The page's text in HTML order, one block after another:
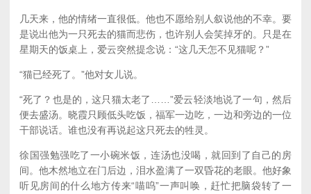
几天来，他的情绪一直很低。他也不愿给别人叙说他的不幸。要
是说出他为一只死去的猫而悲伤，也许别人会笑掉牙的。只是在
星期天的饭桌上，爱云突然提念说：“这几天怎不见猫呢？”
“猫已经死了。”他对女儿说。
“死了？也是的，这只猫太老了……”爱云轻淡地说了一句，然后
便去盛汤。晓霞只顾低头吃饭，福军一边吃，一边和旁边的一位
干部说话。谁也没有再说起这只死去的牲灵。
徐国强勉强吃了一小碗米饭，连汤也没喝，就回到了自己的房
间。他木然地立在门后边，泪水盈满了一双昏花的老眼。他好象
听见房间的什么地方传来“喵呜”一声叫唤，赶忙把脑袋转了一